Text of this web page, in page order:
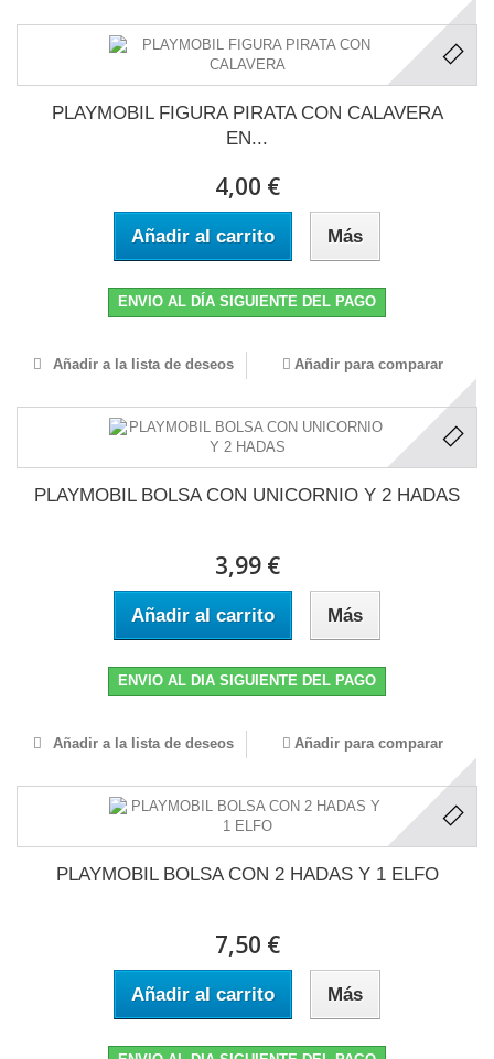
PLAYMOBIL FIGURA PIRATA CON CALAVERA
EN...
4,00 €
Añadir al carrito Más
ENVIO AL DÍA SIGUIENTE DEL PAGO
Añadir a la lista de deseos Añadir para comparar
PLAYMOBIL BOLSA CON UNICORNIO Y 2 HADAS
3,99 €
Añadir al carrito Más
ENVIO AL DIA SIGUIENTE DEL PAGO
Añadir a la lista de deseos Añadir para comparar
PLAYMOBIL BOLSA CON 2 HADAS Y 1 ELFO
7,50 €
Añadir al carrito Más